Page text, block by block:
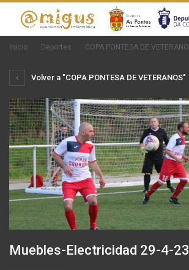
Inicio Deportes COPA PONTESA DE
Volver a "COPA PONTESA DE VETERANOS"
Muebles-Electricidad 29-4-